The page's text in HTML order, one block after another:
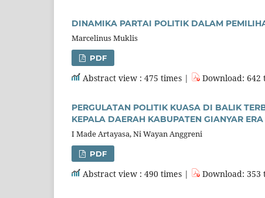
DINAMIKA PARTAI POLITIK DALAM
Marcelinus Muklis
PDF
Abstract view : 475 times | Download: 642
PERGULATAN POLITIK KUASA DI BALIK
KEPALA DAERAH KABUPATEN GIANYAR
I Made Artayasa, Ni Wayan Anggreni
PDF
Abstract view : 490 times | Download: 353